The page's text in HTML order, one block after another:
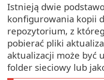
Istnieją dwie
konfigurowania kopii
repozytorium, z
pobierać pliki
aktualizacji może być
folder sieciowy lub